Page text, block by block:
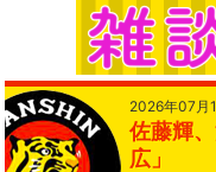
2026年07月
佐藤輝
広」